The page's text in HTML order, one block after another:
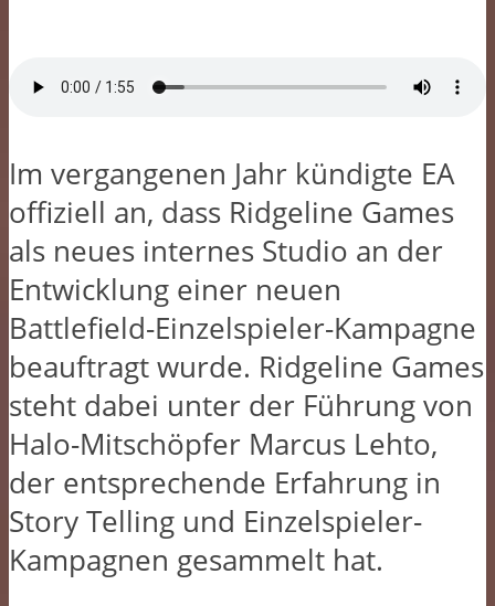
Im vergangenen Jahr kündigte EA
offiziell an, dass Ridgeline Games
als neues internes Studio an der
Entwicklung einer neuen
Battlefield-Einzelspieler-Kampagne
beauftragt wurde. Ridgeline Games
steht dabei unter der Führung von
Halo-Mitschöpfer Marcus Lehto,
der entsprechende Erfahrung in
Story Telling und Einzelspieler-
Kampagnen gesammelt hat.